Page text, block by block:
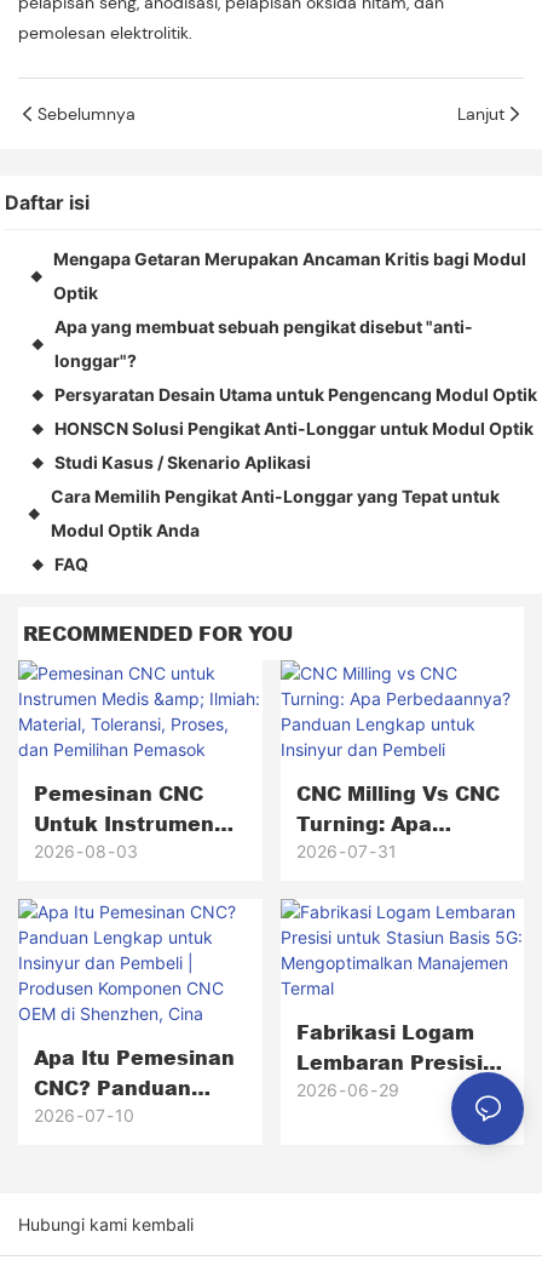
pemolesan elektrolitik.
Sebelumnya Lanjut
Daftar isi
◆
Mengapa Getaran Merupakan Ancaman Kritis bagi Modul
Optik
◆
Apa yang membuat sebuah pengikat disebut "anti-
longgar"?
◆ Persyaratan Desain Utama untuk Pengencang Modul Optik
◆ HONSCN Solusi Pengikat Anti-Longgar untuk Modul Optik
◆ Studi Kasus / Skenario Aplikasi
◆
Cara Memilih Pengikat Anti-Longgar yang Tepat untuk
Modul Optik Anda
◆ FAQ
RECOMMENDED FOR YOU
Pemesinan CNC
Untuk Instrumen
Medis & Ilmiah:
Proses, Dan
Pemilihan Pemasok
2026 08 03
CNC Milling Vs CNC
Turning: Apa
Perbedaannya?
Untuk Insinyur Dan
Pembeli
2026 07 31
Apa Itu Pemesinan
CNC? Panduan
Lengkap Untuk
OEM Di Shenzhen,
2026 07 10
Fabrikasi Logam
Lembaran Presisi
Untuk Stasiun
2026 06 29
Hubungi kami kembali